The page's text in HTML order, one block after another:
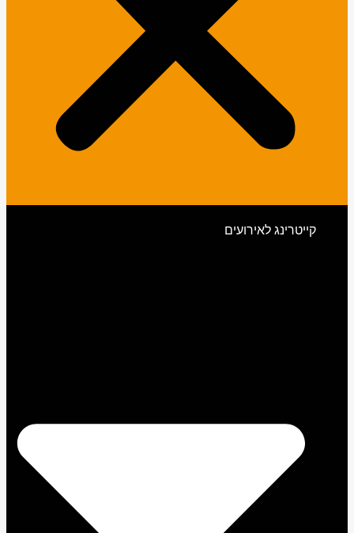
קייטרינג לאירועים